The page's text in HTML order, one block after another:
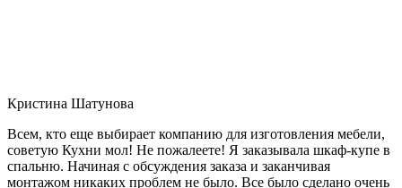
Кристина Шатунова
Всем, кто еще выбирает компанию для изготовления мебели,
советую Кухни мол! Не пожалеете! Я заказывала шкаф-купе в
спальню. Начиная с обсуждения заказа и заканчивая
монтажом никаких проблем не было. Все было сделано очень